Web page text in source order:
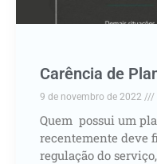
Carência de
9 de novembro de 2022
Quem possui um
recentemente deve
regulação do